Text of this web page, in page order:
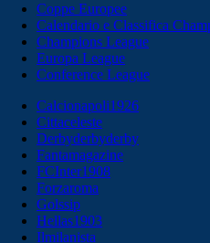
Coppe Europee
Calendario e Classifica
Champions League
Europa League
Conference League
Calcionapoli1926
Cittaceleste
Derbyderbyderby
Fantamagazine
FCInter1908
Forzaroma
Golssip
Hellas1903
Ilmilanista